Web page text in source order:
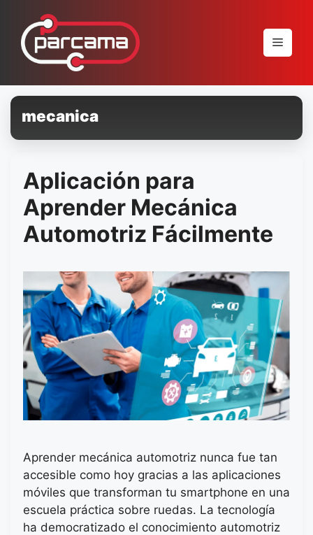
conteúdo
Menu
mecanica
Aplicación para
Aprender Mecánica
Automotriz Fácilmente
Aprender mecánica automotriz nunca fue tan
accesible como hoy gracias a las aplicaciones
móviles que transforman tu smartphone en una
escuela práctica sobre ruedas. La tecnología
ha democratizado el conocimiento automotriz